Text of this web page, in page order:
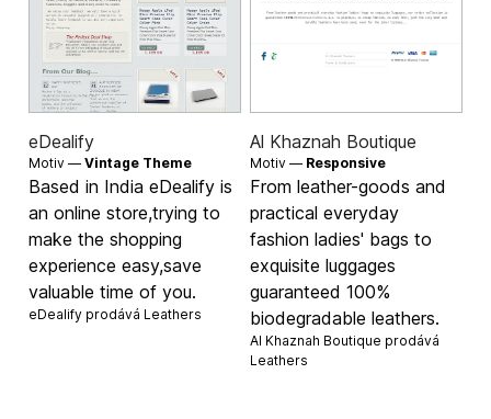
eDealify
Motiv —Vintage Theme
Based in India eDealify is
an online store,trying to
make the shopping
experience easy,save
valuable time of you.
eDealify prodává Leathers
Al Khaznah Boutique
Motiv — Responsive
From leather-goods and
practical everyday
fashion ladies' bags to
exquisite luggages
guaranteed 100%
biodegradable leathers.
Al Khaznah Boutique prodává
Leathers